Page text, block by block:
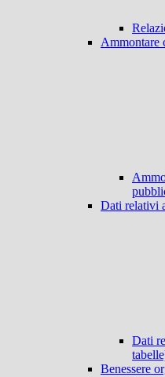
Ammontare
Dati relativi
Dati
Benessere